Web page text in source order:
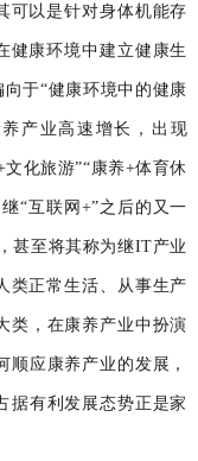
可以是针对身体机能存
健康环境中建立健康生
于“健康环境中的健康
产业高速增长，出现
化旅游”“康养+体育休
“互联网+”之后的又一
甚至将其称为继IT产业
类正常生活、从事生产
类，在康养产业中扮演
应康养产业的发展，
据有利发展态势正是家